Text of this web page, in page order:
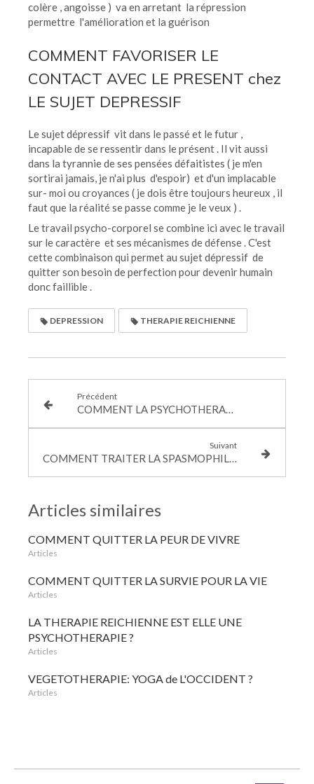
colère , angoisse ) va en arretant la répression
permettre l'amélioration et la guérison
COMMENT FAVORISER LE
CONTACT AVEC LE PRESENT chez
LE SUJET DEPRESSIF
Le sujet dépressif vit dans le passé et le futur ,
incapable de se ressentir dans le présent . Il vit aussi
dans la tyrannie de ses pensées défaitistes ( je m'en
sortirai jamais, je n'ai plus d'espoir) et d'un implacable
sur- moi ou croyances ( je dois être toujours heureux , il
faut que la réalité se passe comme je le veux ) .
Le travail psycho-corporel se combine ici avec le travail
sur le caractère et ses mécanismes de défense . C'est
cette combinaison qui permet au sujet dépressif de
quitter son besoin de perfection pour devenir humain
donc faillible .
DEPRESSION THERAPIE REICHIENNE
Précédent
COMMENT LA PSYCHOTHERAPIE CORPORELLE VOUS AIDE A DEVENIR VIVANT
Suivant
COMMENT TRAITER LA SPASMOPHILIE ET LA FIBROMYALGIE EN PSYCHO THERAPIE CORPORELLE
Articles similaires
COMMENT QUITTER LA PEUR DE VIVRE
Articles
COMMENT QUITTER LA SURVIE POUR LA VIE
Articles
LA THERAPIE REICHIENNE EST ELLE UNE
PSYCHOTHERAPIE ?
Articles
VEGETOTHERAPIE: YOGA de L'OCCIDENT ?
Articles